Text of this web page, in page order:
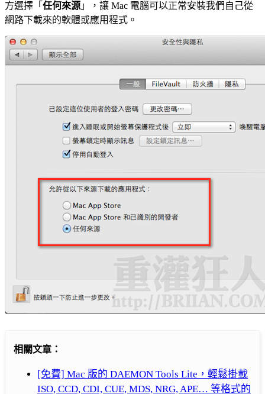
方選擇「 任何來源 」，讓 Mac 電腦可以正常安裝我們自己從
網路下載來的軟體或應用程式。
相關文章：
[免費] Mac 版的 DAEMON Tools Lite，輕鬆掛載
ISO, CCD, CDI, CUE, MDS, NRG, APE… 等格式的